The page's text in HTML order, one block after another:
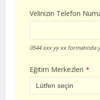
Velinizin Telefon
0544 xxx yy xx formatında
Eğitim Merkezleri *